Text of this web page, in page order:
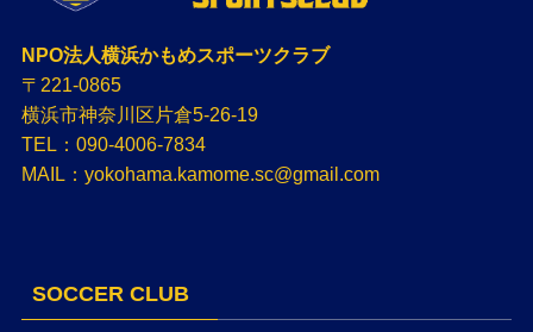
NPO法人横浜かもめスポーツクラブ
〒221-0865
横浜市神奈川区片倉5-26-19
TEL：090-4006-7834
MAIL：yokohama.kamome.sc@gmail.com
SOCCER CLUB